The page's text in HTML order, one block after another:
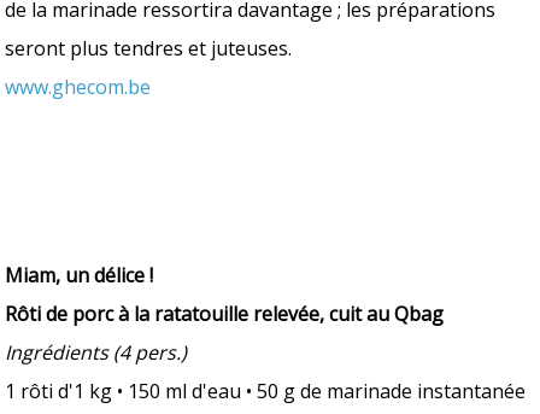
de la marinade ressortira davantage ; les préparations
seront plus tendres et juteuses.
www.ghecom.be
Miam, un délice !
Rôti de porc à la ratatouille relevée, cuit au Qbag
Ingrédients (4 pers.)
1 rôti d'1 kg • 150 ml d'eau • 50 g de marinade instantanée